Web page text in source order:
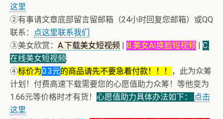
这里
②有事请文章底部留言留邮箱（24小时回复您邮箱）或QQ
联系：
点这里联系我们
③美女欣赏： A.下载美女短视频 | B.美女AI换脸短视频 | C.
在线美女短视频;
④标价为0.3元的商品请先不要急着付款！！！
，此为众筹
计划！付费高速下载需要您的心愿值助力众筹！等他变为
1.66元等价格时才有货！ 心愿值助力具体办法如下：
点击
这里